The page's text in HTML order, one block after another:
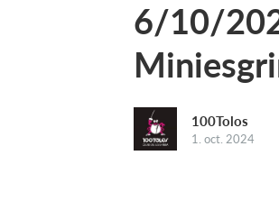
6/10/
100Tolos
1. oct. 2024